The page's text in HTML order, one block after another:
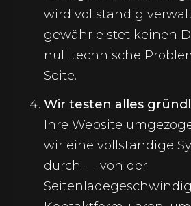
wird vollständig
gewährleistet keinen
null technische
Seite.
Wir testen alles
Ihre Website
wir eine vollständige
durch — von der